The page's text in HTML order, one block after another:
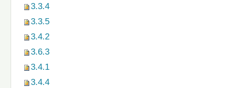
3.3.4
3.3.5
3.4.2
3.6.3
3.4.1
3.4.4